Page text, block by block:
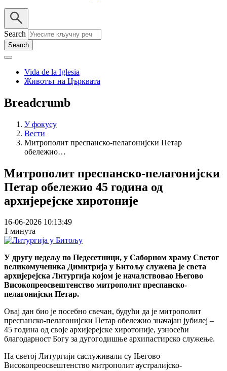
Search
Vida de la Iglesia
Животът на Църквата
Breadcrumb
У фокусу
Вести
Митрополит преспанско-пелагонијски Петар
обележио…
Митрополит преспанско-пелагонијски
Петар обележио 45 година од
архијерејске хиротоније
16-06-2026 10:13:49
1 минута
У другу недељу по Педесетници, у Саборном храму Светог
великомученика Димитрија у Битољу служена је света
архијерејска Литургија којом је началствовао Његово
Високопреосвештенство митрополит преспанско-
пелагонијски Петар.
Овај дан био је посебно свечан, будући да је митрополит
преспанско-пелагонијски Петар обележио значајан јубилеј –
45 година од своје архијерејске хиротоније, узносећи
благодарност Богу за дугогодишње архипастирско служење.
На светој Литургији саслуживали су Његово
Високопреосвештенство митрополит аустралијско-